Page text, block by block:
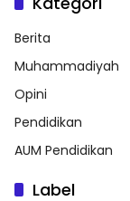
Berita
Muhammadiyah
Opini
Pendidikan
AUM Pendidikan
Label